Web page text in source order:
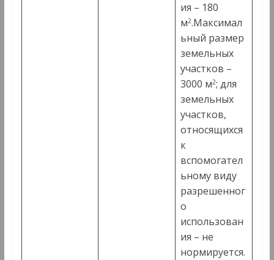
ия – 180
м2.Максимал
ьный размер
земельных
участков –
3000 м2; для
земельных
участков,
относящихся
к
вспомогател
ьному виду
разрешенног
о
использован
ия – не
нормируется.